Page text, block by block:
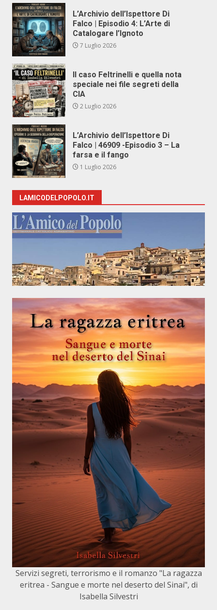
L’Archivio dell’Ispettore Di
Falco | Episodio 4: L’Arte di
Catalogare l’Ignoto
7 Luglio 2026
Il caso Feltrinelli e quella nota
speciale nei file segreti della
CIA
2 Luglio 2026
L’Archivio dell’Ispettore Di
Falco | 46909 -Episodio 3 – La
farsa e il fango
1 Luglio 2026
LAMICODELPOPOLO.IT
Servizi segreti, terrorismo e il romanzo "La ragazza
eritrea - Sangue e morte nel deserto del Sinai", di
Isabella Silvestri